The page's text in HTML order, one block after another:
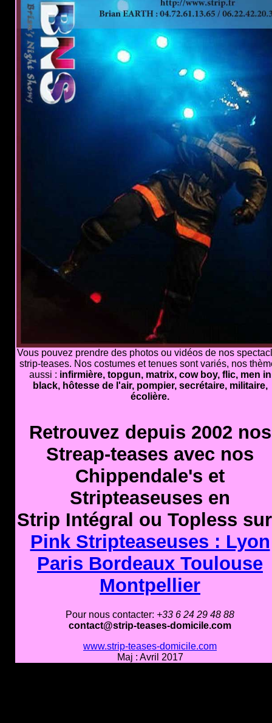
Vous pouvez prendre des photos ou vidéos de nos
strip-teases. Nos costumes et tenues sont variés, nos
aussi : infirmière, topgun, matrix, cow boy, flic, men in
black, hôtesse de l'air, pompier, secrétaire, militaire,
écolière.
Retrouvez depuis 2002 nos
Streap-teases avec nos
Chippendale's et
Stripteaseuses en
Strip Intégral ou Topless
Pink Stripteaseuses : Lyon
Paris Bordeaux Toulouse
Montpellier
Pour nous contacter: +33 6 24 29 48 88
contact@strip-teases-domicile.com
www.strip-teases-domicile.com
Maj : Avril 2017